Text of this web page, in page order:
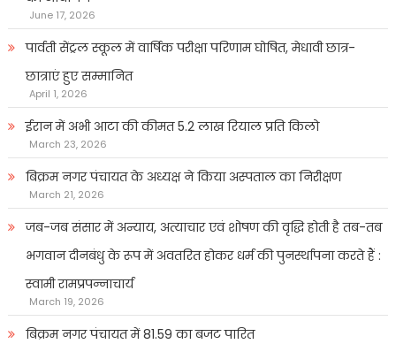
June 17, 2026
पार्वती सेंट्रल स्कूल में वार्षिक परीक्षा परिणाम घोषित, मेधावी छात्र-
छात्राएं हुए सम्मानित
April 1, 2026
ईरान में अभी आटा की कीमत 5.2 लाख रियाल प्रति किलो
March 23, 2026
बिक्रम नगर पंचायत के अध्यक्ष ने किया अस्पताल का निरीक्षण
March 21, 2026
जब-जब संसार में अन्याय, अत्याचार एवं शोषण की वृद्धि होती है तब-तब
भगवान दीनबंधु के रूप में अवतरित होकर धर्म की पुनर्स्थापना करते हैं :
स्वामी रामप्रपन्नाचार्य
March 19, 2026
बिक्रम नगर पंचायत में 81.59 का बजट पारित